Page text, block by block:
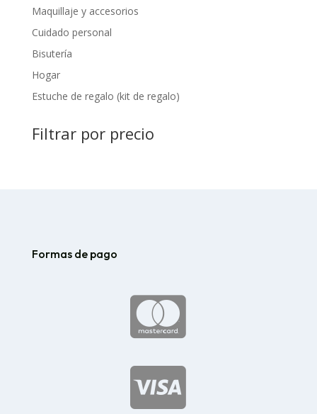
Maquillaje y accesorios
Cuidado personal
Bisutería
Hogar
Estuche de regalo (kit de regalo)
Filtrar por precio
Formas de pago

